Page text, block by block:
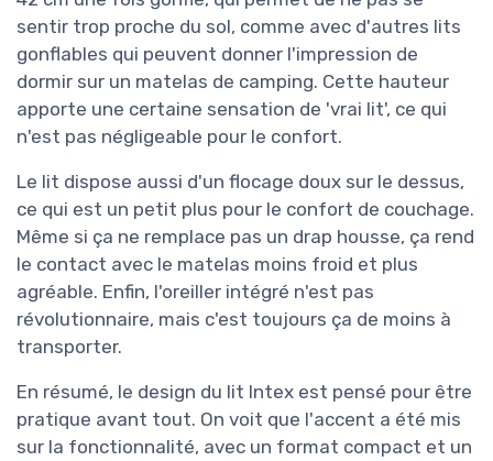
sentir trop proche du sol, comme avec d'autres lits
gonflables qui peuvent donner l'impression de
dormir sur un matelas de camping. Cette hauteur
apporte une certaine sensation de 'vrai lit', ce qui
n'est pas négligeable pour le confort.
Le lit dispose aussi d'un flocage doux sur le dessus,
ce qui est un petit plus pour le confort de couchage.
Même si ça ne remplace pas un drap housse, ça rend
le contact avec le matelas moins froid et plus
agréable. Enfin, l'oreiller intégré n'est pas
révolutionnaire, mais c'est toujours ça de moins à
transporter.
En résumé, le design du lit Intex est pensé pour être
pratique avant tout. On voit que l'accent a été mis
sur la fonctionnalité, avec un format compact et un